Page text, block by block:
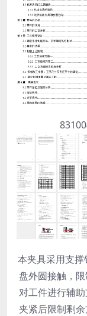
本夹具采用支
盘外圆接触，
对工件进行辅
夹紧后限制剩